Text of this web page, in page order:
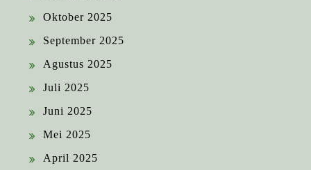
Oktober 2025
September 2025
Agustus 2025
Juli 2025
Juni 2025
Mei 2025
April 2025